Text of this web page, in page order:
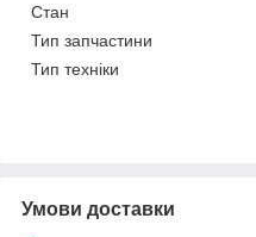
Стан
Тип запчастини
Тип техніки
Умови доставки